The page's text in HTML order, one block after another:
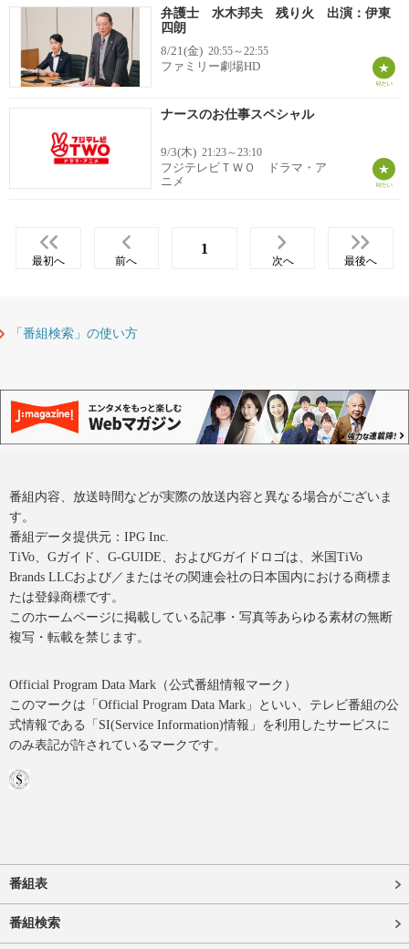
弁護士 水木邦夫 残り火 出演：伊東
四朗
8/21(金) 20:55～22:55
ファミリー劇場HD
ナースのお仕事スペシャル
9/3(木) 21:23～23:10
フジテレビＴＷＯ ドラマ・ア
ニメ
最初へ 前へ
1
次へ 最後へ
「番組検索」の使い方
番組内容、放送時間などが実際の放送内容と異なる場合がございま
す。
番組データ提供元：IPG Inc.
TiVo、Gガイド、G-GUIDE、およびGガイドロゴは、米国TiVo
Brands LLCおよび／またはその関連会社の日本国内における商標ま
たは登録商標です。
このホームページに掲載している記事・写真等あらゆる素材の無断
複写・転載を禁じます。
Official Program Data Mark（公式番組情報マーク）
このマークは「Official Program Data Mark」といい、テレビ番組の公
式情報である「SI(Service Information)情報」を利用したサービスに
のみ表記が許されているマークです。
番組表
番組検索